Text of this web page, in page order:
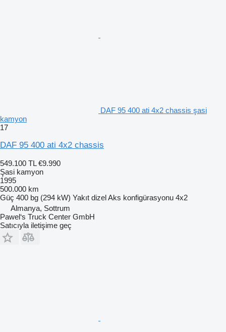
DAF 95 400 ati 4x2 chassis şasi
kamyon
17
DAF 95 400 ati 4x2 chassis
549.100 TL €9.990
Şasi kamyon
1995
500.000 km
Güç 400 bg (294 kW) Yakıt dizelAks konfigürasyonu 4x2
Almanya, Sottrum
Pawel‘s Truck Center GmbH
Satıcıyla iletişime geç